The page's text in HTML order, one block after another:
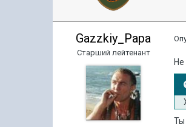
Gazzkiy_Papa
Старший лейтенант
Не
Ты